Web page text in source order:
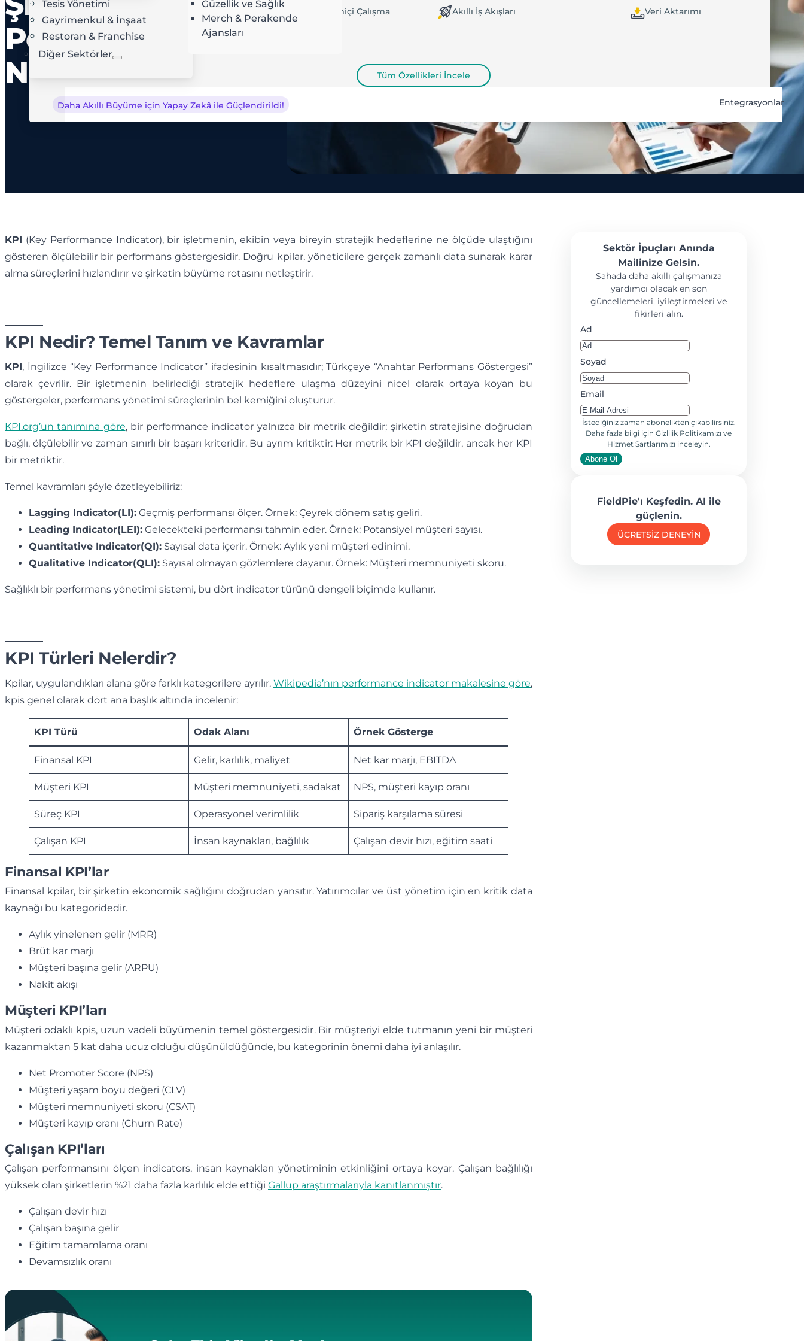
Çevrimdışı / Çevrimiçi Çalışma Akıllı İş Akışları Veri Aktarımı
Tüm Özellikleri İncele
Daha Akıllı Büyüme için Yapay Zekâ ile Güçlendirildi! Entegrasyonlar
Tesis Yönetimi
Gayrimenkul & İnşaat
Restoran & Franchise
Diğer Sektörler
Güzellik ve Sağlık
Merch & Perakende
Ajansları
Performansını
Nasıl Ölçer?
KPI (Key Performance Indicator), bir işletmenin, ekibin veya bireyin stratejik hedeflerine ne ölçüde ulaştığını
gösteren ölçülebilir bir performans göstergesidir. Doğru kpilar, yöneticilere gerçek zamanlı data sunarak karar
alma süreçlerini hızlandırır ve şirketin büyüme rotasını netleştirir.
KPI Nedir? Temel Tanım ve Kavramlar
KPI, İngilizce “Key Performance Indicator” ifadesinin kısaltmasıdır; Türkçeye “Anahtar Performans Göstergesi”
olarak çevrilir. Bir işletmenin belirlediği stratejik hedeflere ulaşma düzeyini nicel olarak ortaya koyan bu
göstergeler, performans yönetimi süreçlerinin bel kemiğini oluşturur.
KPI.org’un tanımına göre, bir performance indicator yalnızca bir metrik değildir; şirketin stratejisine doğrudan
bağlı, ölçülebilir ve zaman sınırlı bir başarı kriteridir. Bu ayrım kritiktir: Her metrik bir KPI değildir, ancak her KPI
bir metriktir.
Temel kavramları şöyle özetleyebiliriz:
Lagging Indicator(LI): Geçmiş performansı ölçer. Örnek: Çeyrek dönem satış geliri.
Leading Indicator(LEI): Gelecekteki performansı tahmin eder. Örnek: Potansiyel müşteri sayısı.
Quantitative Indicator(QI): Sayısal data içerir. Örnek: Aylık yeni müşteri edinimi.
Qualitative Indicator(QLI): Sayısal olmayan gözlemlere dayanır. Örnek: Müşteri memnuniyeti skoru.
Sağlıklı bir performans yönetimi sistemi, bu dört indicator türünü dengeli biçimde kullanır.
KPI Türleri Nelerdir?
Kpilar, uygulandıkları alana göre farklı kategorilere ayrılır. Wikipedia’nın performance indicator makalesine göre,
kpis genel olarak dört ana başlık altında incelenir:
KPI Türü Odak Alanı Örnek Gösterge
Finansal KPI Gelir, karlılık, maliyet Net kar marjı, EBITDA
Müşteri KPI Müşteri memnuniyeti, sadakat NPS, müşteri kayıp oranı
Süreç KPI Operasyonel verimlilik Sipariş karşılama süresi
Çalışan KPI İnsan kaynakları, bağlılık Çalışan devir hızı, eğitim saati
Finansal KPI’lar
Finansal kpilar, bir şirketin ekonomik sağlığını doğrudan yansıtır. Yatırımcılar ve üst yönetim için en kritik data
kaynağı bu kategoridedir.
Aylık yinelenen gelir (MRR)
Brüt kar marjı
Müşteri başına gelir (ARPU)
Nakit akışı
Müşteri KPI’ları
Müşteri odaklı kpis, uzun vadeli büyümenin temel göstergesidir. Bir müşteriyi elde tutmanın yeni bir müşteri
kazanmaktan 5 kat daha ucuz olduğu düşünüldüğünde, bu kategorinin önemi daha iyi anlaşılır.
Net Promoter Score (NPS)
Müşteri yaşam boyu değeri (CLV)
Müşteri memnuniyeti skoru (CSAT)
Müşteri kayıp oranı (Churn Rate)
Çalışan KPI’ları
Çalışan performansını ölçen indicators, insan kaynakları yönetiminin etkinliğini ortaya koyar. Çalışan bağlılığı
yüksek olan şirketlerin %21 daha fazla karlılık elde ettiği Gallup araştırmalarıyla kanıtlanmıştır.
Çalışan devir hızı
Çalışan başına gelir
Eğitim tamamlama oranı
Devamsızlık oranı
Sektör İpuçları Anında
Mailinize Gelsin.
Sahada daha akıllı çalışmanıza
yardımcı olacak en son
güncellemeleri, iyileştirmeleri ve
fikirleri alın.
Ad
Soyad
Email
İstediğiniz zaman abonelikten çıkabilirsiniz.
Daha fazla bilgi için Gizlilik Politikamızı ve
Hizmet Şartlarımızı inceleyin.
Abone Ol
FieldPie'ı Keşfedin. AI ile
güçlenin.
ÜCRETSİZ DENEYİN